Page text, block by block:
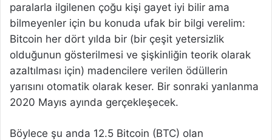
paralarla ilgilenen çoğu kişi gayet iyi bilir ama
bilmeyenler için bu konuda ufak bir bilgi verelim:
Bitcoin her dört yılda bir (bir çeşit yetersizlik
olduğunun gösterilmesi ve şişkinliğin teorik olarak
azaltılması için) madencilere verilen ödüllerin
yarısını otomatik olarak keser. Bir sonraki yanlanma
2020 Mayıs ayında gerçekleşecek.
Böylece şu anda 12.5 Bitcoin (BTC) olan